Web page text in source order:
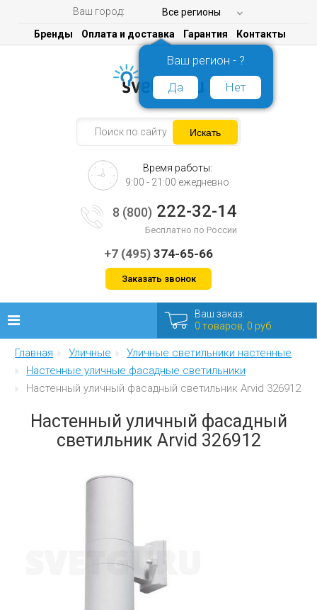
Ваш город: Все регионы
Ваш регион - ?
Да
Нет
Бренды Оплата и доставка Гарантия Контакты
Время работы:
9:00 - 21:00 ежедневно
8 (800) 222-32-14
Бесплатно по России
+7 (495) 374-65-66
Заказать звонок
Люстры
Бра
Интерьерные
Ваш заказ:
0 товаров, 0 руб
Главная Уличные
Уличные светильники настенные
Настенные уличные фасадные светильники
Настенный уличный фасадный светильник Arvid 326912
Настенный уличный фасадный
светильник Arvid 326912